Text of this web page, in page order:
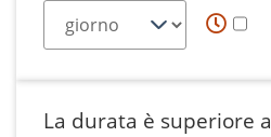
La durata è superiore a